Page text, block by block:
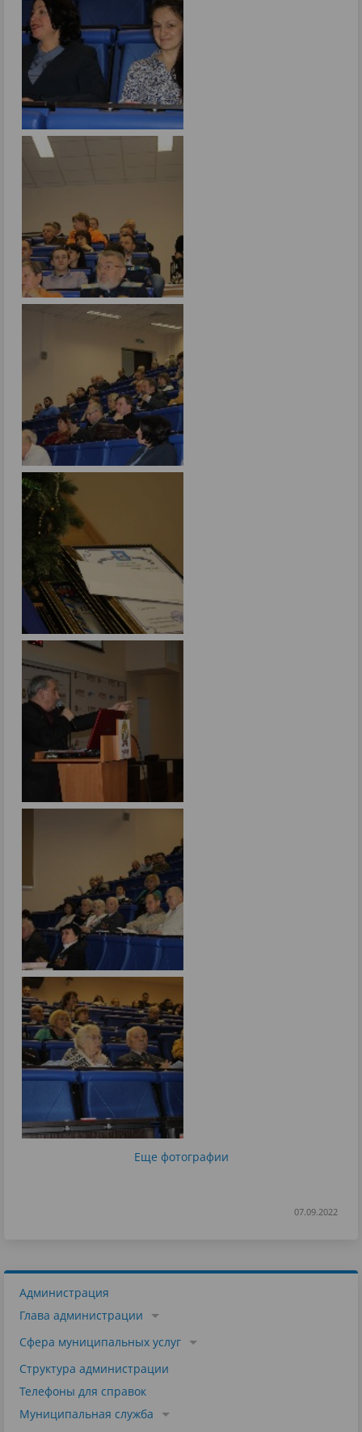
Еще фотографии
07.09.2022
Администрация
Глава администрации
Сфера муниципальных услуг
Структура администрации
Телефоны для справок
Муниципальная служба